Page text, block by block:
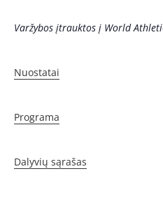
Varžybos įtrauktos į World
Nuostatai
Programa
Dalyvių sąrašas